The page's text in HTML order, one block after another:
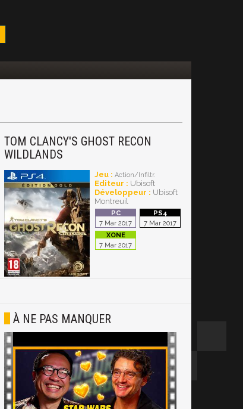
TOM CLANCY'S GHOST RECON
WILDLANDS
Jeu : Action/Infiltr.
Editeur : Ubisoft
Développeur : Ubisoft
Montreuil
7 Mar 2017 7 Mar 2017
7 Mar 2017
À NE PAS MANQUER